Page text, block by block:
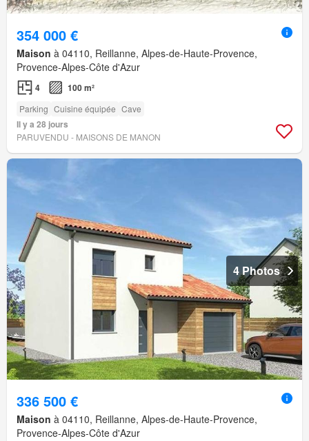
354 000 €
Maison à 04110, Reillanne, Alpes-de-Haute-Provence,
Provence-Alpes-Côte d'Azur
4 100 m²
Parking Cuisine équipée Cave
Il y a 28 jours
PARUVENDU - MAISONS DE MANON
4 Photos
336 500 €
Maison à 04110, Reillanne, Alpes-de-Haute-Provence,
Provence-Alpes-Côte d'Azur